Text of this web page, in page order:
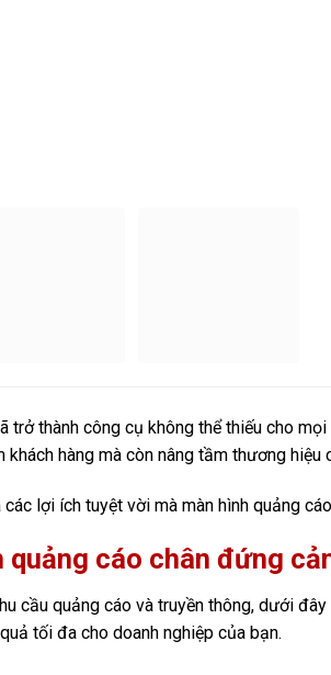
trở thành công cụ không thể thiếu cho
hàng mà còn nâng tầm thương hiệu
lợi ích tuyệt vời mà màn hình quảng
cáo chân đứng
cầu quảng cáo và truyền thông, dưới
tối đa cho doanh nghiệp của bạn.